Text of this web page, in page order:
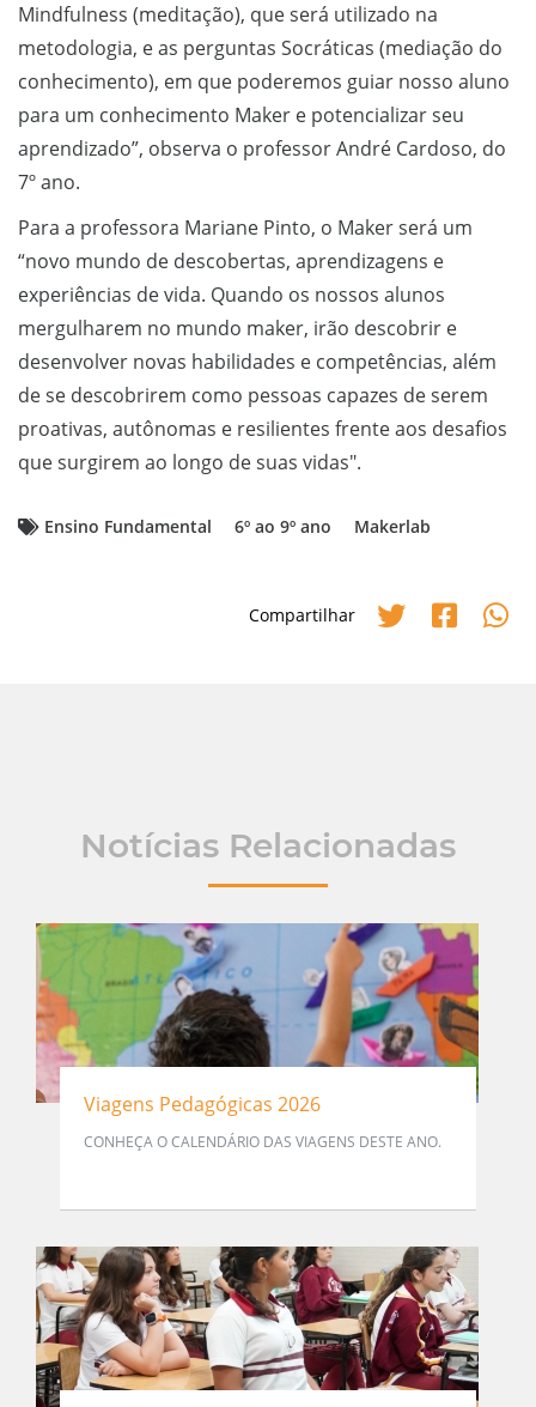
Mindfulness (meditação), que será utilizado na
metodologia, e as perguntas Socráticas (mediação do
conhecimento), em que poderemos guiar nosso aluno
para um conhecimento Maker e potencializar seu
aprendizado”, observa o professor André Cardoso, do
7º ano.
Para a professora Mariane Pinto, o Maker será um
“novo mundo de descobertas, aprendizagens e
experiências de vida. Quando os nossos alunos
mergulharem no mundo maker, irão descobrir e
desenvolver novas habilidades e competências, além
de se descobrirem como pessoas capazes de serem
proativas, autônomas e resilientes frente aos desafios
que surgirem ao longo de suas vidas".
Ensino Fundamental 6º ao 9º ano Makerlab
Compartilhar
Notícias Relacionadas
Viagens Pedagógicas 2026
CONHEÇA O CALENDÁRIO DAS VIAGENS DESTE ANO.